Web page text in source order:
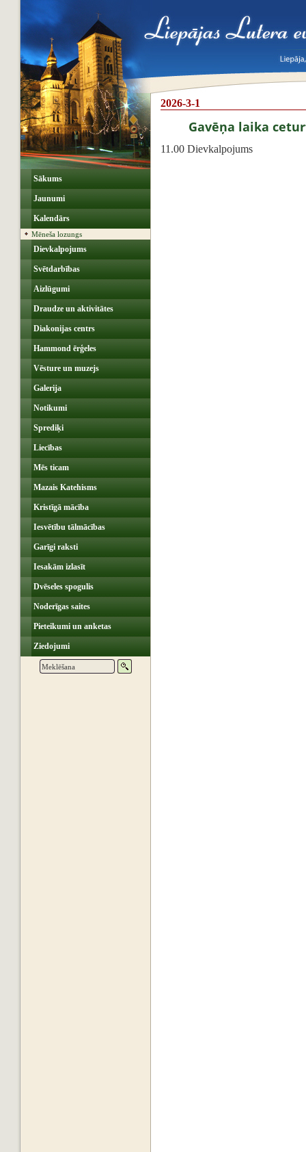
Sākums
Jaunumi
Kalendārs
Mēneša lozungs
Dievkalpojums
Svētdarbības
Aizlūgumi
Draudze un aktivitātes
Diakonijas centrs
Hammond ērģeles
Vēsture un muzejs
Galerija
Notikumi
Sprediķi
Liecības
Mēs ticam
Mazais Katehisms
Kristīgā mācība
Iesvētību tālmācības
Garīgi raksti
Iesakām izlasīt
Dvēseles spogulis
Noderīgas saites
Pieteikumi un anketas
Ziedojumi
2026-3-1
Gavēņa laika
11.00 Dievkalpojums